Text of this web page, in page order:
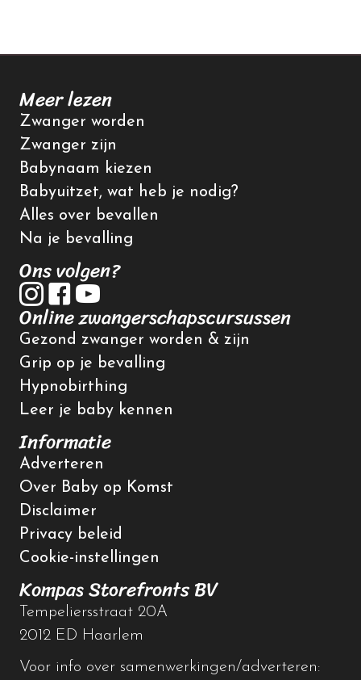
Meer lezen
Zwanger worden
Zwanger zijn
Babynaam kiezen
Babyuitzet, wat heb je nodig?
Alles over bevallen
Na je bevalling
Ons volgen?
Online zwangerschapscursussen
Gezond zwanger worden & zijn
Grip op je bevalling
Hypnobirthing
Leer je baby kennen
Informatie
Adverteren
Over Baby op Komst
Disclaimer
Privacy beleid
Cookie-instellingen
Kompas Storefronts BV
Tempeliersstraat 20A
2012 ED Haarlem
Voor info over samenwerkingen/adverteren: